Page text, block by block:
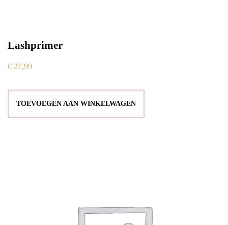
Lashprimer
€ 27,99
TOEVOEGEN AAN WINKELWAGEN